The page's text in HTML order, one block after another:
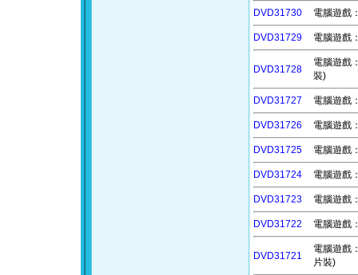
DVD31730 電腦遊戲
DVD31729 電腦遊戲
DVD31728
電腦遊戲
裝)
DVD31727 電腦遊戲
DVD31726 電腦遊戲
DVD31725 電腦遊戲
DVD31724 電腦遊戲
DVD31723 電腦遊戲
DVD31722 電腦遊戲
DVD31721
電腦遊戲
片裝)